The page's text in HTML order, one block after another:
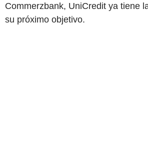
Commerzbank, UniCredit ya tiene
su próximo objetivo.